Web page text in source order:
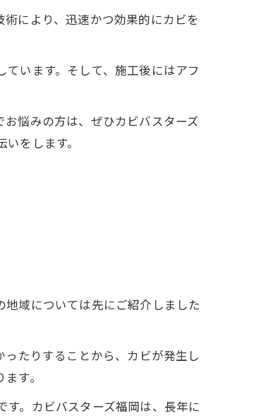
により、迅速かつ効果的にカビを
います。そして、施工後にはアフ
悩みの方は、ぜひカビバスターズ
をします。
域については先にご紹介しました
たりすることから、カビが発生し
す。
。カビバスターズ福岡は、長年に